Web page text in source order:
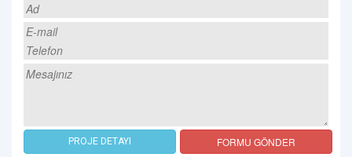
PROJE DETAYI FORMU GÖNDER